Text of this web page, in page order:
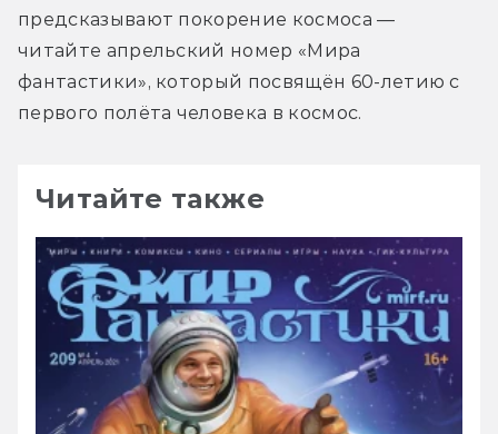
предсказывают покорение космоса —
читайте апрельский номер «Мира
фантастики», который посвящён 60-летию с
первого полёта человека в космос.
Читайте также